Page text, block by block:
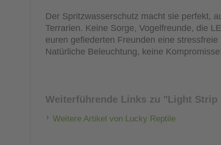
Der Spritzwasserschutz macht sie perfekt,
Terrarien. Keine Sorge, Vogelfreunde, die
euren gefiederten Freunden eine
Natürliche Beleuchtung, keine
Weiterführende Links zu "Light Strip
Weitere Artikel von Lucky Reptile